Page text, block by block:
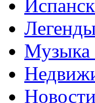
Музыка